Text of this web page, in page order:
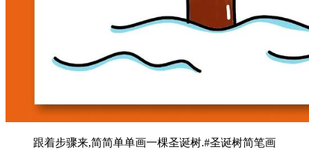
跟着步骤来,简简单单画一棵圣诞树.#圣诞树简笔画